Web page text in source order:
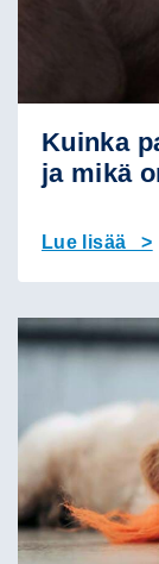
Kuinka
ja mikä
Lue lisää >